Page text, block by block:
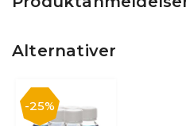
Alternativer
25%